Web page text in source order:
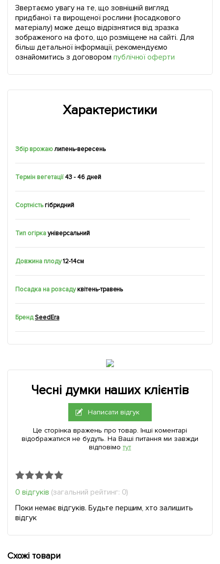
Звертаємо увагу на те, що зовнішній вигляд
придбаної та вирощеної рослини (посадкового
матеріалу) може дещо відрізнятися від зразка
зображеного на фото, що розміщене на сайті. Для
більш детальної інформації, рекомендуємо
ознайомитись з договором публічної оферти
Характеристики
Збір врожаюлипень-вересень
Термін вегетації 43 - 46 дней
Сортністьгібридний
Тип огіркауніверсальний
Довжина плоду 12-14см
Посадка на розсаду квітень-травень
БрендSeedEra
Чесні думки наших клієнтів
Написати відгук
Це сторінка вражень про товар. Інші коментарі
відображатися не будуть. На Ваші питання ми завжди
відповімо тут
0 відгуків (загальний рейтинг: 0)
Поки немає відгуків. Будьте першим, хто залишить
відгук
Схожі товари